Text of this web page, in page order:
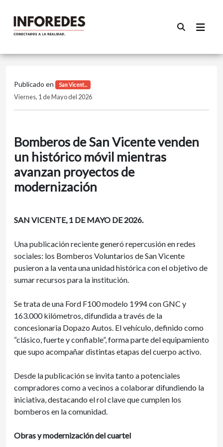
Publicado en San Vicent...
Viernes, 1 de Mayo del 2026
Bomberos de San Vicente venden
un histórico móvil mientras
avanzan proyectos de
modernización
SAN VICENTE, 1 DE MAYO DE 2026.
Una publicación reciente generó repercusión en redes
sociales: los Bomberos Voluntarios de San Vicente
pusieron a la venta una unidad histórica con el objetivo de
sumar recursos para la institución.
Se trata de una Ford F100 modelo 1994 con GNC y
163.000 kilómetros, difundida a través de la
concesionaria Dopazo Autos. El vehículo, definido como
“clásico, fuerte y confiable”, forma parte del equipamiento
que supo acompañar distintas etapas del cuerpo activo.
Desde la publicación se invita tanto a potenciales
compradores como a vecinos a colaborar difundiendo la
iniciativa, destacando el rol clave que cumplen los
bomberos en la comunidad.
Obras y modernización del cuartel